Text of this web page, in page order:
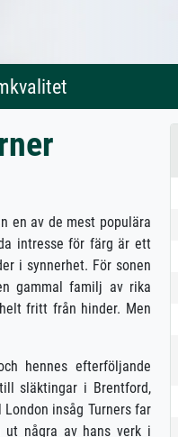
en av de mest populära
intresse för färg är ett
i synnerhet. För sonen
gammal familj av rika
fritt från hinder. Men
hennes efterföljande
släktingar i Brentford,
insåg Turners far
ut några av hans verk i